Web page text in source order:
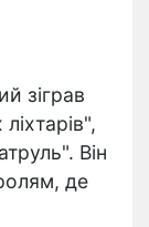
зіграв
Він
де